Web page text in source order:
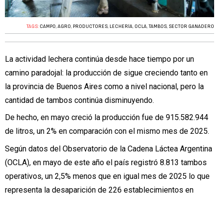
TAGS: CAMPO,AGRO, PRODUCTORES, LECHERÍA, OCLA,TAMBOS, SECTOR GANADERO
La actividad lechera continúa desde hace tiempo por un
camino paradojal: la producción de sigue creciendo tanto en
la provincia de Buenos Aires como a nivel nacional, pero la
cantidad de tambos continúa disminuyendo.
De hecho, en mayo creció la producción fue de 915.582.944
de litros, un 2% en comparación con el mismo mes de 2025.
Según datos del Observatorio de la Cadena Láctea Argentina
(OCLA), en mayo de este año el país registró 8.813 tambos
operativos, un 2,5% menos que en igual mes de 2025 lo que
representa la desaparición de 226 establecimientos en